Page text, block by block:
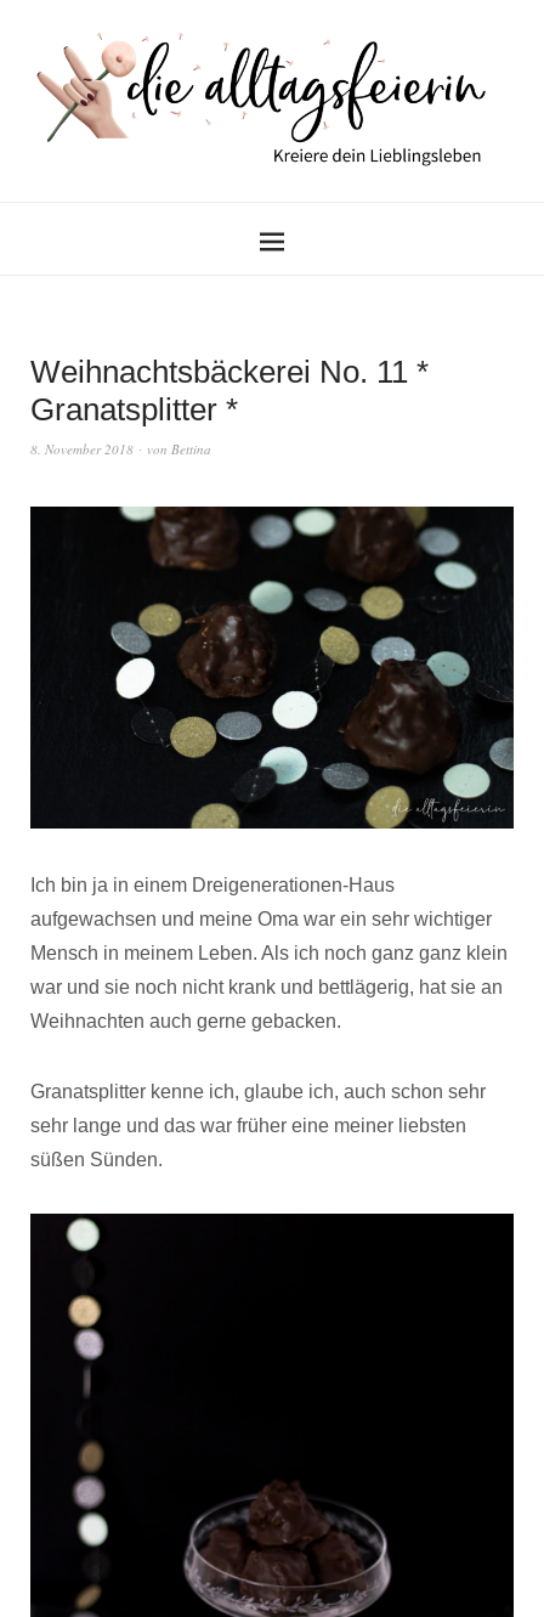
Weihnachtsbäckerei No. 11 *
Granatsplitter *
8. November 2018 von Bettina
Ich bin ja in einem Dreigenerationen-Haus
aufgewachsen und meine Oma war ein sehr wichtiger
Mensch in meinem Leben. Als ich noch ganz ganz klein
war und sie noch nicht krank und bettlägerig, hat sie an
Weihnachten auch gerne gebacken.
Granatsplitter kenne ich, glaube ich, auch schon sehr
sehr lange und das war früher eine meiner liebsten
süßen Sünden.